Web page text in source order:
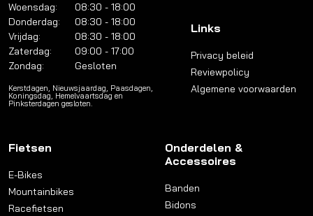
Woensdag:
08:30 - 18:00
Donderdag:
08:30 - 18:00
Vrijdag:
08:30 - 18:00
Zaterdag:
09:00 - 17:00
Zondag:
Gesloten
Kerstdagen, Nieuwsjaardag, Paasdagen,
Koningsdag, Hemelvaartsdag en
Pinksterdagen gesloten.
Links
Privacy beleid
Reviewpolicy
Algemene voorwaarden
Fietsen
E-Bikes
Mountainbikes
Racefietsen
Onderdelen &
Accessoires
Banden
Bidons